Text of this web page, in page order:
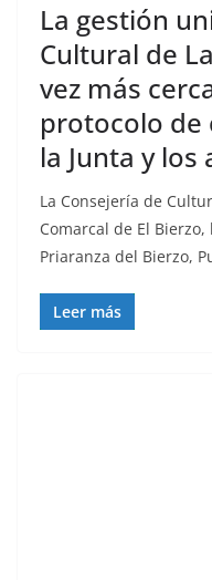
La gestión
Cultural de
vez más
protocolo de
la Junta y
La Consejería de
Comarcal de El
Priaranza del Bierzo,
Leer más